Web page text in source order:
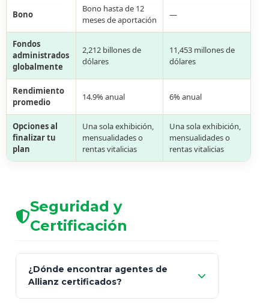
Bono
Bono hasta de 12
meses de aportación
—
Fondos
administrados
globalmente
2,212 billones de
dólares
11,453 millones de
dólares
Rendimiento
promedio
14.9% anual 6% anual
Opciones al
finalizar tu
plan
Una sola exhibición,
mensualidades o
rentas vitalicias
Una sola exhibición,
mensualidades o
rentas vitalicias
Seguridad y
Certificación
¿Dónde encontrar agentes de
Allianz certificados?